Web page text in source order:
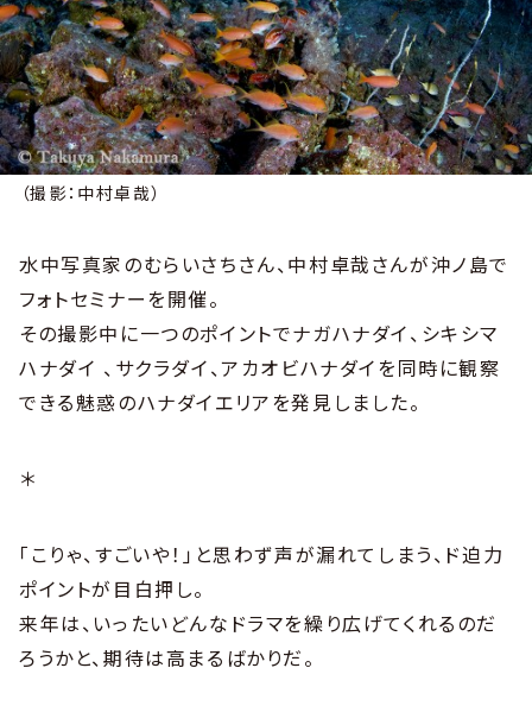
（撮影：中村卓哉）
水中写真家のむらいさちさん、中村卓哉さんが沖ノ島で
フォトセミナーを開催。
その撮影中に一つのポイントでナガハナダイ、シキシマ
ハナダイ 、サクラダイ、アカオビハナダイを同時に観察
できる魅惑のハナダイエリアを発見しました。
＊
「こりゃ、すごいや！」と思わず声が漏れてしまう、ド迫力
ポイントが目白押し。
来年は、いったいどんなドラマを繰り広げてくれるのだ
ろうかと、期待は高まるばかりだ。